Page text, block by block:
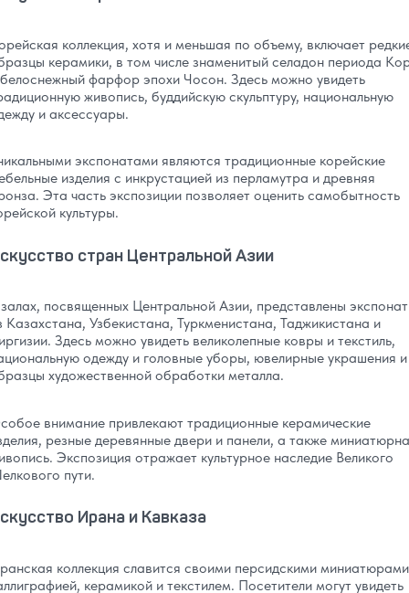
коллекция, хотя и меньшая по объему, включает
керамики, в том числе знаменитый селадон периода
фарфор эпохи Чосон. Здесь можно увидеть
живопись, буддийскую скульптуру, национальную
и аксессуары.
экспонатами являются традиционные корейские
изделия с инкрустацией из перламутра и древняя
Эта часть экспозиции позволяет оценить самобытность
культуры.
стран Центральной Азии
посвященных Центральной Азии, представлены
Казахстана, Узбекистана, Туркменистана, Таджикистана и
Здесь можно увидеть великолепные ковры и текстиль,
одежду и головные уборы, ювелирные украшения и
художественной обработки металла.
внимание привлекают традиционные керамические
резные деревянные двери и панели, а также
Экспозиция отражает культурное наследие Великого
пути.
Ирана и Кавказа
коллекция славится своими персидскими
керамикой и текстилем. Посетители могут увидеть